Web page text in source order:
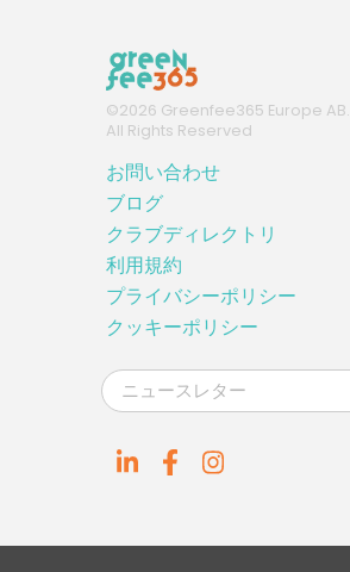
©2026 Greenfee365 Europe AB.
All Rights Reserved
お問い合わせ
ブログ
クラブディレクトリ
利用規約
プライバシーポリシー
クッキーポリシー